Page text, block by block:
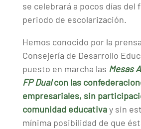
se celebrará a pocos días del
periodo de escolarización.
Hemos conocido por la
Consejería de Desarrollo
puesto en marcha las Mesas
FP Dualcon las
empresariales, sin
comunidad educativay sin
mínima posibilidad de que